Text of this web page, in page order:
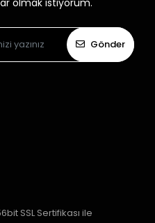
Gönder
SSL Sertifikası ile